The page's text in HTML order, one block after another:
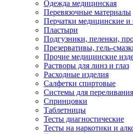
Одежда медицинская
Перевязочные материалы
Перчатки медицинские и
Пластыри
Подгузники, пеленки,
Презервативы, гель-
Прочие медицинские
Растворы для линз и глаз
Расходные изделия
Салфетки спиртовые
Системы для переливания
Спринцовки
Таблетницы
Тесты диагностические
Тесты на наркотики и